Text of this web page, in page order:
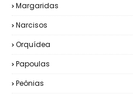
Margaridas
Narcisos
Orquídea
Papoulas
Peônias